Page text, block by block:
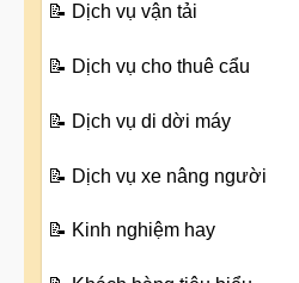
📝 Dịch vụ vận tải
📝 Dịch vụ cho thuê cẩu
📝 Dịch vụ di dời máy
📝 Dịch vụ xe nâng người
📝 Kinh nghiệm hay